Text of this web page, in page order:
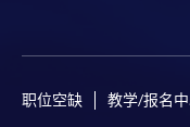
职位空缺 教学/报名